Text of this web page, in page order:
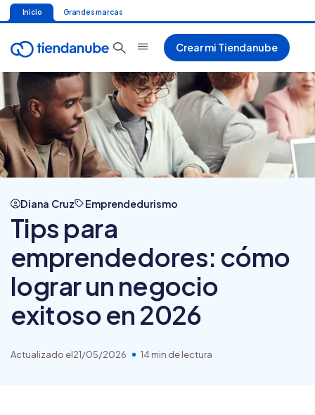
Inicio Grandes marcas
Crear mi Tiendanube
Diana Cruz Emprendedurismo
Tips para
emprendedores: cómo
lograr un negocio
exitoso en 2026
Actualizado el21/05/2026 14 min de lectura